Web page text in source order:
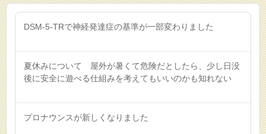
DSM-5-TRで神経発達症の基準が一部変わりました
夏休みについて 屋外が暑くて危険だとしたら、少し日没
後に安全に遊べる仕組みを考えてもいいのかも知れない
プロナウンスが新しくなりました